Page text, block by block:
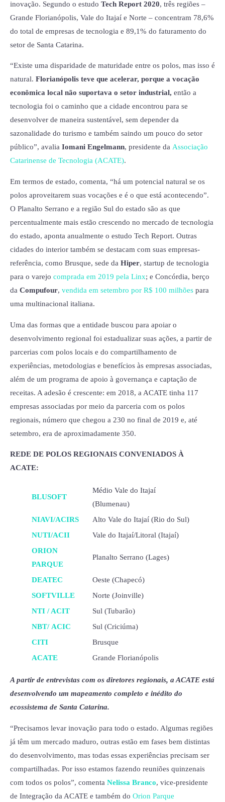
inovação. Segundo o estudo Tech Report 2020, três regiões –
Grande Florianópolis, Vale do Itajaí e Norte – concentram 78,6%
do total de empresas de tecnologia e 89,1% do faturamento do
setor de Santa Catarina.
“Existe uma disparidade de maturidade entre os polos, mas isso é
natural. Florianópolis teve que acelerar, porque a vocação
econômica local não suportava o setor industrial, então a
tecnologia foi o caminho que a cidade encontrou para se
desenvolver de maneira sustentável, sem depender da
sazonalidade do turismo e também saindo um pouco do setor
público”, avalia Iomani Engelmann, presidente da Associação
Catarinense de Tecnologia (ACATE).
Em termos de estado, comenta, “há um potencial natural se os
polos aproveitarem suas vocações e é o que está acontecendo”.
O Planalto Serrano e a região Sul do estado são as que
percentualmente mais estão crescendo no mercado de tecnologia
do estado, aponta anualmente o estudo Tech Report. Outras
cidades do interior também se destacam com suas empresas-
referência, como Brusque, sede da Hiper, startup de tecnologia
para o varejo comprada em 2019 pela Linx; e Concórdia, berço
da Compufour, vendida em setembro por R$ 100 milhões para
uma multinacional italiana.
Uma das formas que a entidade buscou para apoiar o
desenvolvimento regional foi estadualizar suas ações, a partir de
parcerias com polos locais e do compartilhamento de
experiências, metodologias e benefícios às empresas associadas,
além de um programa de apoio à governança e captação de
receitas. A adesão é crescente: em 2018, a ACATE tinha 117
empresas associadas por meio da parceria com os polos
regionais, número que chegou a 230 no final de 2019 e, até
setembro, era de aproximadamente 350.
REDE DE POLOS REGIONAIS CONVENIADOS À
ACATE:
BLUSOFT
Médio Vale do Itajaí
(Blumenau)
NIAVI/ACIRS
Alto Vale do Itajaí (Rio do Sul)
NUTI/ACII
Vale do Itajaí/Litoral (Itajaí)
ORION
PARQUE
Planalto Serrano (Lages)
DEATEC
Oeste (Chapecó)
SOFTVILLE
Norte (Joinville)
NTI / ACIT
Sul (Tubarão)
NBT/ACIC
Sul (Criciúma)
CITI
Brusque
ACATE
Grande Florianópolis
A partir de entrevistas com os diretores regionais, a ACATE está
desenvolvendo um mapeamento completo e inédito do
ecossistema de Santa Catarina.
“Precisamos levar inovação para todo o estado. Algumas regiões
já têm um mercado maduro, outras estão em fases bem distintas
do desenvolvimento, mas todas essas experiências precisam ser
compartilhadas. Por isso estamos fazendo reuniões quinzenais
com todos os polos”, comenta Nelissa Branco, vice-presidente
de Integração da ACATE e também do Orion Parque